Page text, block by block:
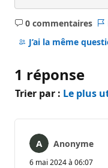
0 commentaires
Aucun
commentaire
J’ai la même
1 réponse
Trier par : Le plus
Anonyme
6 mai 2024 à 06:07